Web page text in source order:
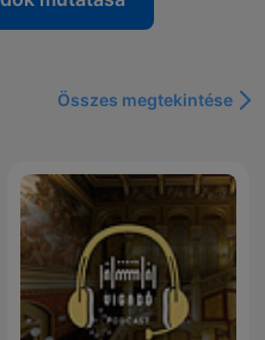
Összes megtekintése